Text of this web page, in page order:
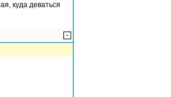
куда деваться